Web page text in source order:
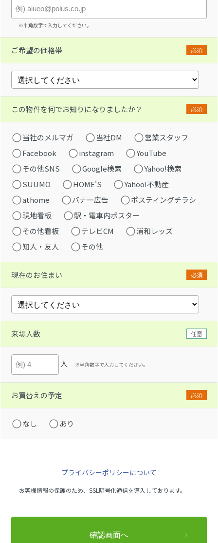
※半角数字で入力してください。
ご希望の価格帯 必須
この物件を何でお知りになりましたか？ 必須
当社のメルマガ 当社DM
営業スタッフ
Facebook
instagram
YouTube
その他SNS
Google検索
Yahoo!検索
SUUMO
HOME'S
Yahoo!不動産
athome
バナー広告
ポスティングチラシ
現地看板
駅・電車内ポスター
その他看板
テレビCM
浦和レッズ
知人・友人
その他
現在のお住まい 必須
来場人数 任意
人 ※半角数字で入力してください。
お買替えの予定 必須
なし あり
プライバシーポリシーについて
お客様情報の保護のため、SSL暗号化通信を導入しております。